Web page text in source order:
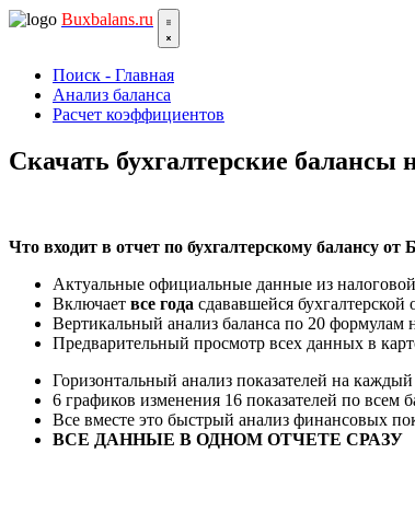
Buxbalans.ru
Поиск - Главная
Анализ баланса
Расчет коэффициентов
Скачать бухгалтерские
Что входит в отчет по бухгалтерскому балансу от
Актуальные официальные данные из
Включает все года сдававшейся бухгалтерской
Вертикальный анализ баланса по 20 формулам
Предварительный просмотр всех данных в
Горизонтальный анализ показателей на
6 графиков изменения 16 показателей по всем
Все вместе это быстрый анализ финансовых
ВСЕ ДАННЫЕ В ОДНОМ ОТЧЕТЕ СРАЗУ